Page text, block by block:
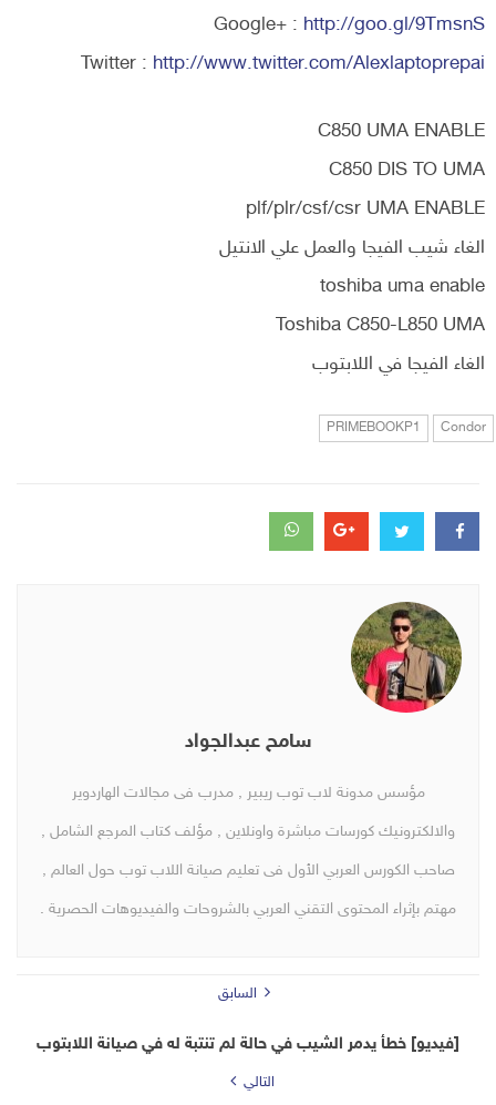
Google+ : http://goo.gl/9TmsnS
Twitter : http://www.twitter.com/Alexlaptoprepai
C850 UMA ENABLE
C850 DIS TO UMA
plf/plr/csf/csr UMA ENABLE
الغاء شيب الفيجا والعمل علي الانتيل
toshiba uma enable
Toshiba C850-L850 UMA
الغاء الفيجا في اللابتوب
Condor
PRIMEBOOKP1
سامح عبدالجواد
مؤسس مدونة لاب توب ريبير , مدرب فى مجالات الهاردوير
والالكترونيك كورسات مباشرة واونلاين , مؤلف كتاب المرجع الشامل ,
صاحب الكورس العربي الأول فى تعليم صيانة اللاب توب حول العالم ,
مهتم بإثراء المحتوى التقني العربي بالشروحات والفيديوهات الحصرية .
السابق
[فيديو] خطأ يدمر الشيب في حالة لم تنتبة له في صيانة اللابتوب
التالي